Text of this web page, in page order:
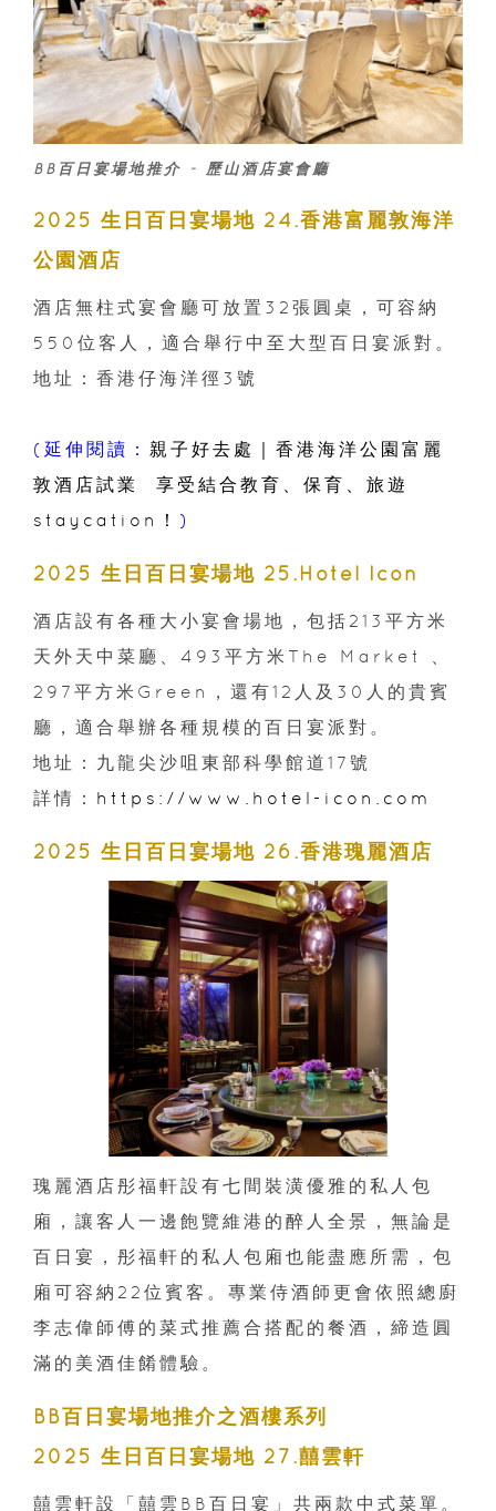
BB百日宴場地推介 - 歷山酒店宴會廳
2025 生日百日宴場地 24.香港富麗敦海洋
公園酒店
酒店無柱式宴會廳可放置32張圓桌，可容納
550位客人，適合舉行中至大型百日宴派對。
地址：香港仔海洋徑3號
(延伸閱讀： 親子好去處｜香港海洋公園富麗
敦酒店試業 享受結合教育、保育、旅遊
staycation！ )
2025 生日百日宴場地 25.Hotel Icon
酒店設有各種大小宴會場地，包括213平方米
天外天中菜廳、493平方米The Market 、
297平方米Green，還有12人及30人的貴賓
廳，適合舉辦各種規模的百日宴派對。
地址：九龍尖沙咀東部科學館道17號
詳情： https://www.hotel-icon.com
2025 生日百日宴場地 26.香港瑰麗酒店
瑰麗酒店彤福軒設有七間裝潢優雅的私人包
廂，讓客人一邊飽覽維港的醉人全景，無論是
百日宴，彤福軒的私人包廂也能盡應所需，包
廂可容納22位賓客。專業侍酒師更會依照總廚
李志偉師傅的菜式推薦合搭配的餐酒，締造圓
滿的美酒佳餚體驗。
BB百日宴場地推介之酒樓系列
2025 生日百日宴場地 27.囍雲軒
囍雲軒設「囍雲BB百日宴」共兩款中式菜單。